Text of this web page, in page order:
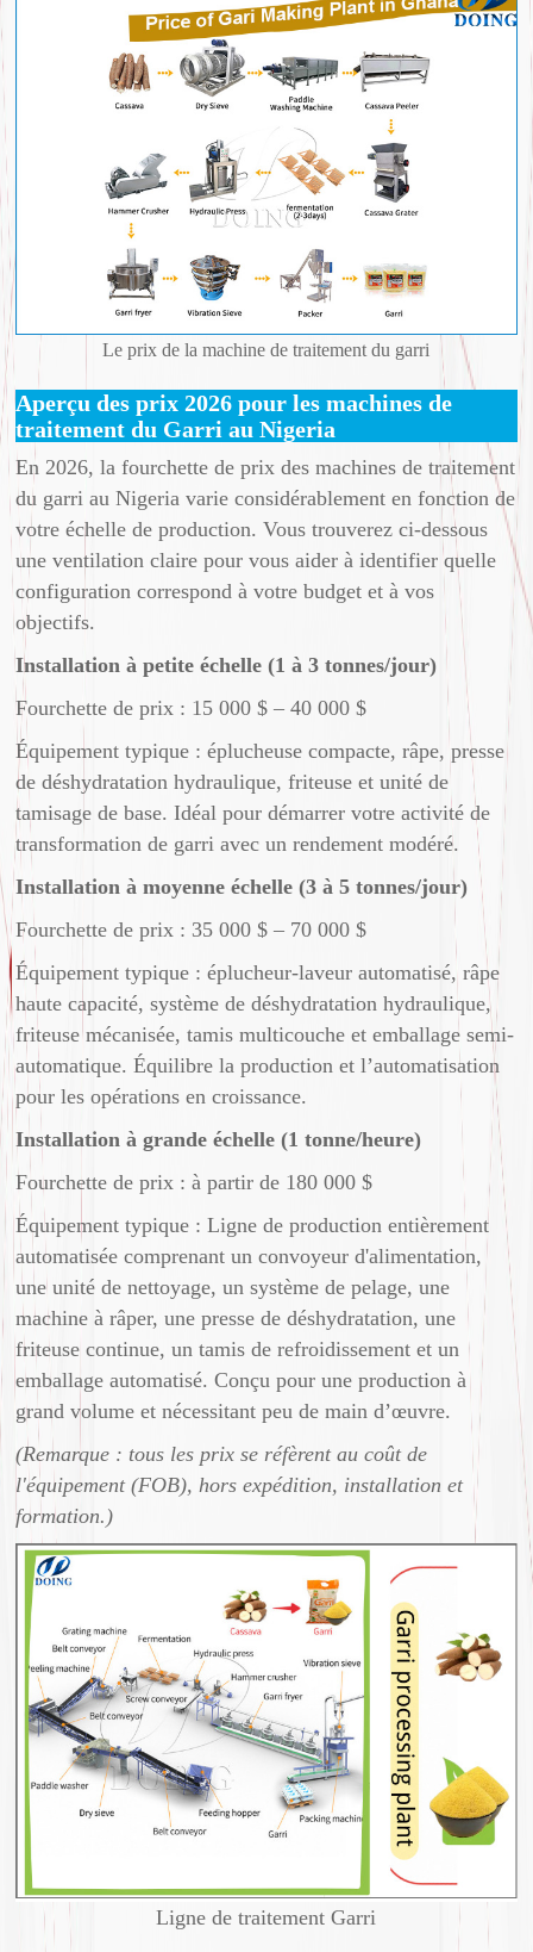
Le prix de la machine de traitement du garri
Aperçu des prix 2026 pour les machines de
traitement du Garri au Nigeria
En 2026, la fourchette de prix des machines de traitement
du garri au Nigeria varie considérablement en fonction de
votre échelle de production. Vous trouverez ci-dessous
une ventilation claire pour vous aider à identifier quelle
configuration correspond à votre budget et à vos
objectifs.
Installation à petite échelle (1 à 3 tonnes/jour)
Fourchette de prix : 15 000 $ – 40 000 $
Équipement typique : éplucheuse compacte, râpe, presse
de déshydratation hydraulique, friteuse et unité de
tamisage de base. Idéal pour démarrer votre activité de
transformation de garri avec un rendement modéré.
Installation à moyenne échelle (3 à 5 tonnes/jour)
Fourchette de prix : 35 000 $ – 70 000 $
Équipement typique : éplucheur-laveur automatisé, râpe
haute capacité, système de déshydratation hydraulique,
friteuse mécanisée, tamis multicouche et emballage semi-
automatique. Équilibre la production et l’automatisation
pour les opérations en croissance.
Installation à grande échelle (1 tonne/heure)
Fourchette de prix : à partir de 180 000 $
Équipement typique : Ligne de production entièrement
automatisée comprenant un convoyeur d'alimentation,
une unité de nettoyage, un système de pelage, une
machine à râper, une presse de déshydratation, une
friteuse continue, un tamis de refroidissement et un
emballage automatisé. Conçu pour une production à
grand volume et nécessitant peu de main d’œuvre.
(Remarque : tous les prix se réfèrent au coût de
l'équipement (FOB), hors expédition, installation et
formation.)
Ligne de traitement Garri